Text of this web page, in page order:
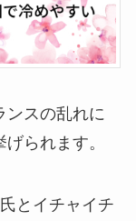
ンスの乱れに
られます。
とイチャイチ